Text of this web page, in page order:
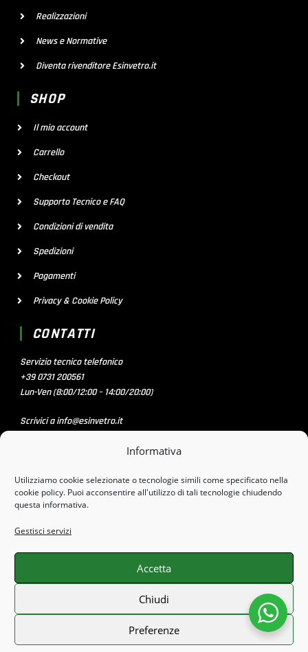
Informativa
Utilizziamo cookie selezionate o tecnologie simili come specificato nella
cookie policy. Puoi acconsentire all'utilizzo di tali tecnologie chiudendo
questa informativa.
Gestisci servizi
Accetta
Chiudi
Preferenze
Chiusura Estiva dal 8 Agosto al 23 Agosto. Tutti gli
ordini effettuati con data stimata di consegna nei stessi
giorni saranno processati o inviati al nostro rientro! Grazie
e Buone vacanze!
Realizzazioni
News e Normative
Diventa rivenditore Esinvetro.it
SHOP
Il mio account
Carrello
Checkout
Supporto Tecnico e FAQ
Condizioni di vendita
Spedizioni
Pagamenti
Privacy & Cookie Policy
CONTATTI
Servizio tecnico telefonico
+39 0731 200561
Lun-Ven (8:00/12:00 – 14:00/20:00)
Scrivici a info@esinvetro.it
PAGAMENTI SICURI CON